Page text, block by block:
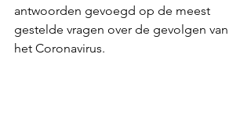
antwoorden gevoegd op de meest
gestelde vragen over de gevolgen van
het Coronavirus.